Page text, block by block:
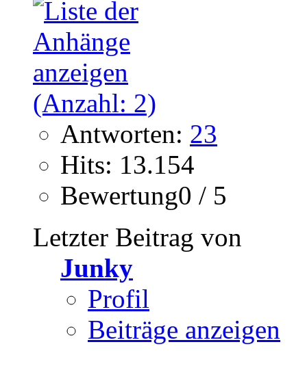
Antworten: 23
Hits: 13.154
Bewertung0 / 5
Letzter Beitrag von
Junky
Profil
Beiträge anzeigen